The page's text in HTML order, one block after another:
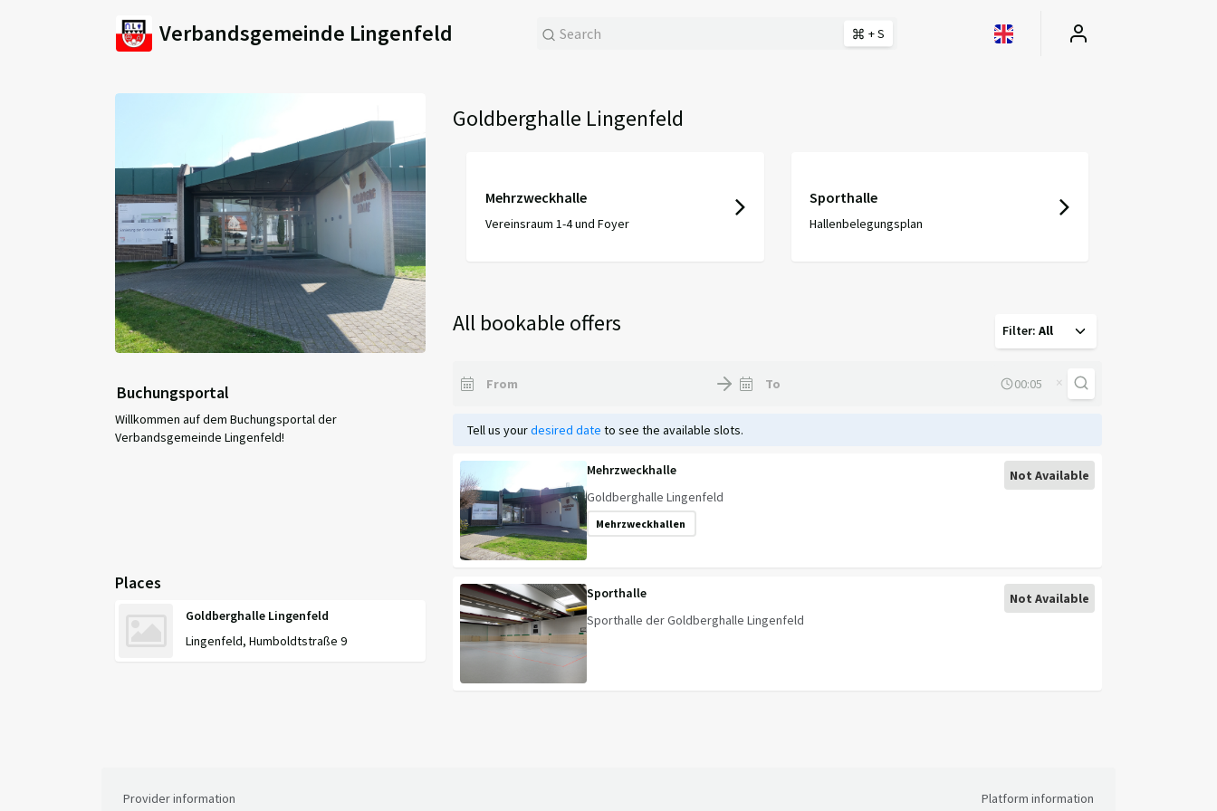
Verbandsgemeinde Lingenfeld + S
Buchungsportal
Willkommen auf dem Buchungsportal der
Verbandsgemeinde Lingenfeld!
Places
Goldberghalle Lingenfeld
Lingenfeld, Humboldtstraße 9
Goldberghalle Lingenfeld
Mehrzweckhalle
Vereinsraum 1-4 und Foyer
Sporthalle
Hallenbelegungsplan
All bookable offers Filter: All
×
Tell us yourdesired date to see the available slots.
Mehrzweckhalle
Goldberghalle Lingenfeld
Mehrzweckhallen
Not Available
Sporthalle
Sporthalle der Goldberghalle Lingenfeld
Not Available
Provider information Platform information